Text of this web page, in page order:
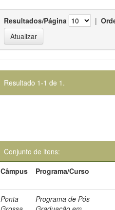
Resultados/Página |
Resultado 1-1 de 1.
Conjunto de itens:
Câmpus
Programa/Curso
Ponta
Programa de Pós-